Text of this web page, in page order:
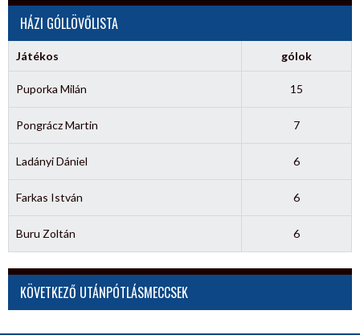
HÁZI GÓLLÖVŐLISTA
Játékos gólok
Puporka Milán 15
Pongrácz Martin 7
Ladányi Dániel 6
Farkas István 6
Buru Zoltán 6
KÖVETKEZŐ UTÁNPÓTLÁSMECCSEK